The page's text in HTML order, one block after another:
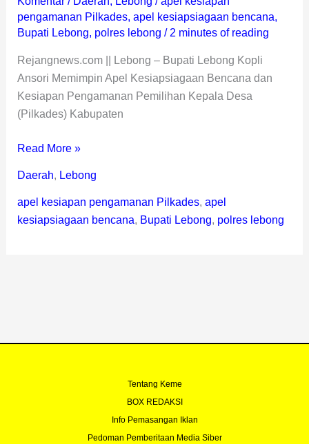
pengamanan Pilkades, apel kesiapsiagaan bencana,
Bupati Lebong, polres lebong /2 minutes of reading
Rejangnews.com || Lebong – Bupati Lebong Kopli
Ansori Memimpin Apel Kesiapsiagaan Bencana dan
Kesiapan Pengamanan Pemilihan Kepala Desa
(Pilkades) Kabupaten
Read More »
Daerah, Lebong
apel kesiapan pengamanan Pilkades, apel
kesiapsiagaan bencana, Bupati Lebong, polres lebong
Tentang Keme
BOX REDAKSI
Info Pemasangan Iklan
Pedoman Pemberitaan Media Siber